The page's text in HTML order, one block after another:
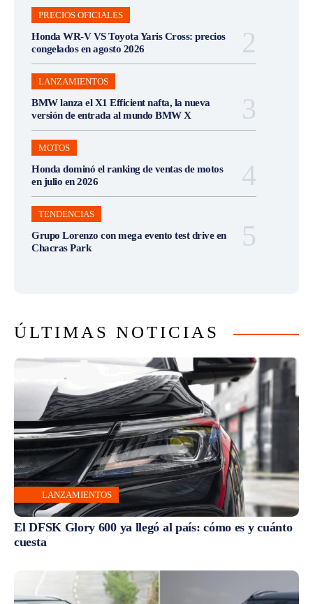
PRECIOS OFICIALES
Honda WR-V VS Toyota Yaris Cross: precios
congelados en agosto 2026
LANZAMIENTOS
BMW lanza el X1 Efficient nafta, la nueva
versión de entrada al mundo BMW X
MOTOS
Honda dominó el ranking de ventas de motos
en julio en 2026
TENDENCIAS
Grupo Lorenzo con mega evento test drive en
Chacras Park
ÚLTIMAS NOTICIAS
LANZAMIENTOS
El DFSK Glory 600 ya llegó al país: cómo es y cuánto
cuesta